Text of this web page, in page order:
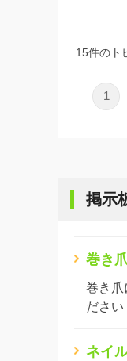
15件のト
1
掲示
巻き
巻き爪
ださい
ネイ